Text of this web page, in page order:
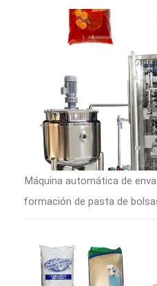
Máquina automática de
formación de pasta de